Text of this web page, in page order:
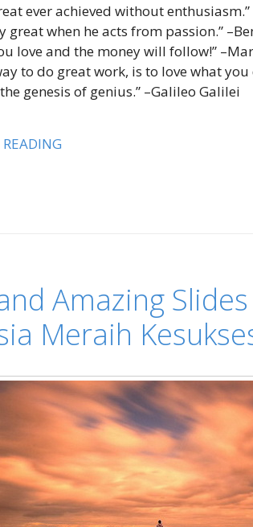
ever achieved without
great when he acts from passion.”
love and the money will follow!”
to do great work, is to love what you
genesis of genius.” –Galileo Galilei
Amazing
Meraih